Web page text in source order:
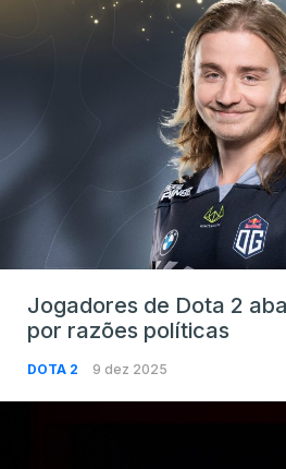
Jogadores de Dota 2
por razões políticas
DOTA 2 9 dez 2025